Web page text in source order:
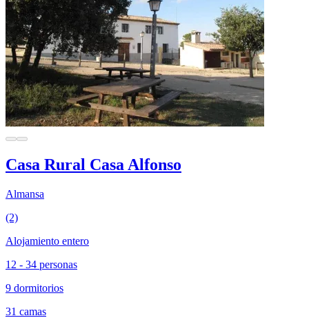
Casa Rural Casa Alfonso
Almansa
(2)
Alojamiento entero
12 - 34 personas
9 dormitorios
31 camas